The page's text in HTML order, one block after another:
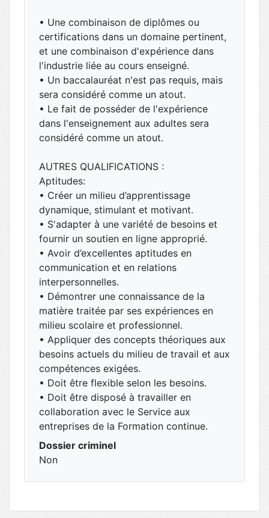
• Une combinaison de diplômes ou
certifications dans un domaine pertinent,
et une combinaison d'expérience dans
l'industrie liée au cours enseigné.
• Un baccalauréat n'est pas requis, mais
sera considéré comme un atout.
• Le fait de posséder de l'expérience
dans l'enseignement aux adultes sera
considéré comme un atout.
AUTRES QUALIFICATIONS :
Aptitudes:
• Créer un milieu d’apprentissage
dynamique, stimulant et motivant.
• S'adapter à une variété de besoins et
fournir un soutien en ligne approprié.
• Avoir d’excellentes aptitudes en
communication et en relations
interpersonnelles.
• Démontrer une connaissance de la
matière traitée par ses expériences en
milieu scolaire et professionnel.
• Appliquer des concepts théoriques aux
besoins actuels du milieu de travail et aux
compétences exigées.
• Doit être flexible selon les besoins.
• Doit être disposé à travailler en
collaboration avec le Service aux
entreprises de la Formation continue.
Dossier criminel
Non